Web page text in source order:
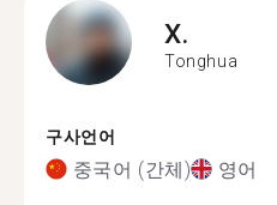
X.
Tonghua
구사언어
중국어 (간체) 영어